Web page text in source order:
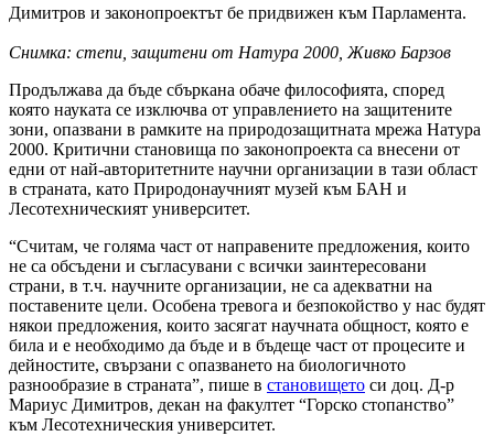
Димитров и законопроектът бе придвижен към Парламента.
Снимка: степи, защитени от Натура 2000, Живко Барзов
Продължава да бъде сбъркана обаче философията, според
която науката се изключва от управлението на защитените
зони, опазвани в рамките на природозащитната мрежа Натура
2000. Критични становища по законопроекта са внесени от
едни от най-авторитетните научни организации в тази област
в страната, като Природонаучният музей към БАН и
Лесотехническият университет.
“Считам, че голяма част от направените предложения, които
не са обсъдени и съгласувани с всички заинтересовани
страни, в т.ч. научните организации, не са адекватни на
поставените цели. Особена тревога и безпокойство у нас будят
някои предложения, които засягат научната общност, която е
била и е необходимо да бъде и в бъдеще част от процесите и
дейностите, свързани с опазването на биологичното
разнообразие в страната”, пише в становището си доц. Д-р
Мариус Димитров, декан на факултет “Горско стопанство”
към Лесотехническия университет.